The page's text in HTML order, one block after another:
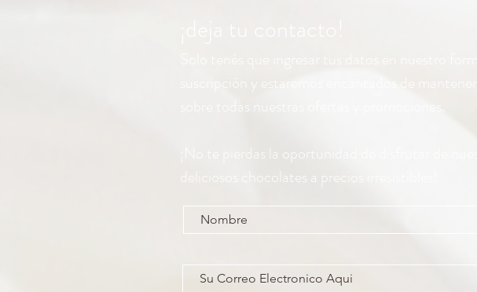
suscripción y estaremos encantados de
sobre todas nuestras ofertas y promociones.
¡No te pierdas la oportunidad de disfrutar de
deliciosos chocolates a precios irresistibles!